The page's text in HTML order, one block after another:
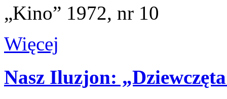
„Kino” 1972, nr 10
Więcej
Nasz Iluzjon: